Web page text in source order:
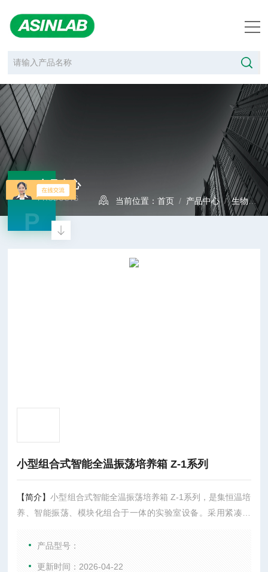
产品中心
PRODUCTS
P
当前位置：首页 / 产品中心/生物制药
小型组合式智能全温振荡培养箱 Z-1系列
【简介】小型组合式智能全温振荡培养箱 Z-1系列，是集恒温培
养、智能振荡、模块化组合于一体的实验室设备。采用紧凑的
到高温的全温程精密振荡培养需求，特别适用于微生物发酵、
产品型号：
更新时间：2026-04-22